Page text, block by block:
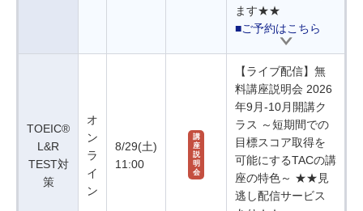
ます★★
■ご予約はこちら
TOEIC®
L&R
TEST対
策
オ
ン
ラ
イ
ン
8/29(土)
11:00
講
座
説
明
会
【ライブ配信】無
料講座説明会 2026
年9月-10月開講ク
ラス ～短期間での
目標スコア取得を
可能にするTACの講
座の特色～ ★★見
逃し配信サービス